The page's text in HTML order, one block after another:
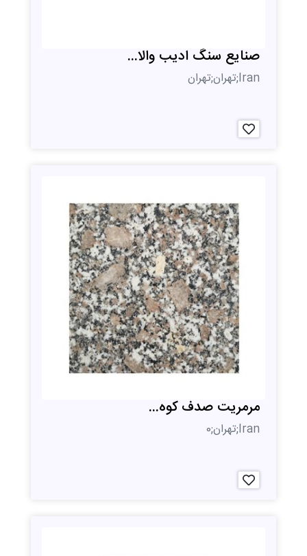
صنایع سنگ ادیب والا...
Iran;تهران;تهران
مرمریت صدف کوه...
Iran;تهران;0